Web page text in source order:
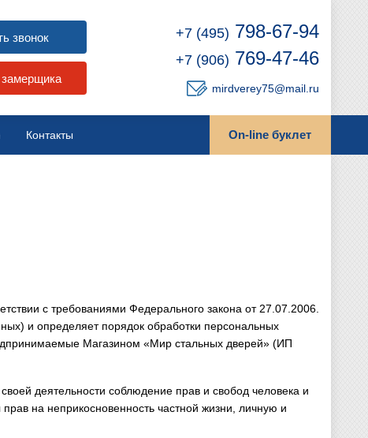
звонок +7 (495) 798-67-94
+7 (906) 769-47-46
mirdverey75@mail.ru
Контакты On-line буклет
с требованиями Федерального закона от 27.07.2006.
и определяет порядок обработки персональных
Магазином «Мир стальных дверей» (ИП
деятельности соблюдение прав и свобод человека и
на неприкосновенность частной жизни, личную и